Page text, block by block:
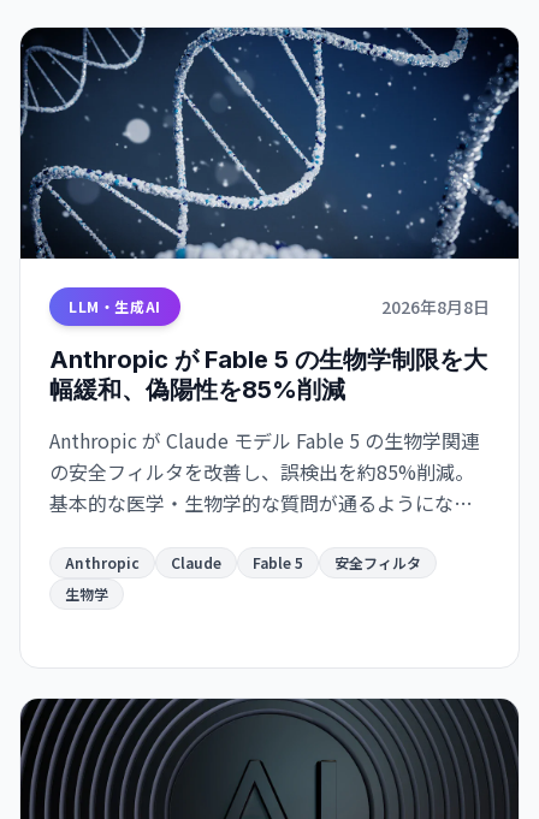
LLM・生成AI 2026年8月8日
Anthropic が Fable 5 の生物学制限を大
幅緩和、偽陽性を85%削減
Anthropic が Claude モデル Fable 5 の生物学関連
の安全フィルタを改善し、誤検出を約85%削減。
基本的な医学・生物学的な質問が通るようになっ
き制限。研究者向けアクセスプログラムも計画中
です。
Anthropic Claude Fable 5
安全フィルタ
生物学